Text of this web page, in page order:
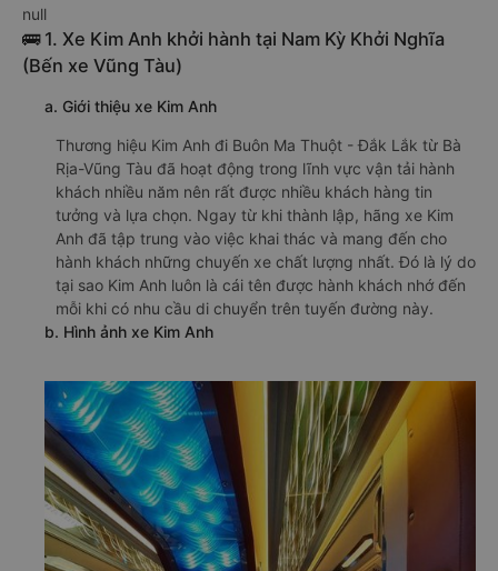
null
🚌 1. Xe Kim Anh khởi hành tại Nam Kỳ Khởi Nghĩa
(Bến xe Vũng Tàu)
a. Giới thiệu xe Kim Anh
Thương hiệu Kim Anh đi Buôn Ma Thuột - Đắk Lắk từ Bà
Rịa-Vũng Tàu đã hoạt động trong lĩnh vực vận tải hành
khách nhiều năm nên rất được nhiều khách hàng tin
tưởng và lựa chọn. Ngay từ khi thành lập, hãng xe Kim
Anh đã tập trung vào việc khai thác và mang đến cho
hành khách những chuyến xe chất lượng nhất. Đó là lý do
tại sao Kim Anh luôn là cái tên được hành khách nhớ đến
mỗi khi có nhu cầu di chuyển trên tuyến đường này.
b. Hình ảnh xe Kim Anh